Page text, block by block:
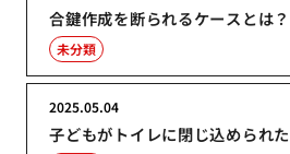
合鍵作成を断られるケースとは？
未分類
子どもがトイレに閉じ込められ
2025.05.04